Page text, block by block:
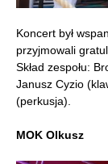
Koncert był
przyjmowali
Skład zespołu:
Janusz Cyzio
(perkusja).
MOK Olkusz